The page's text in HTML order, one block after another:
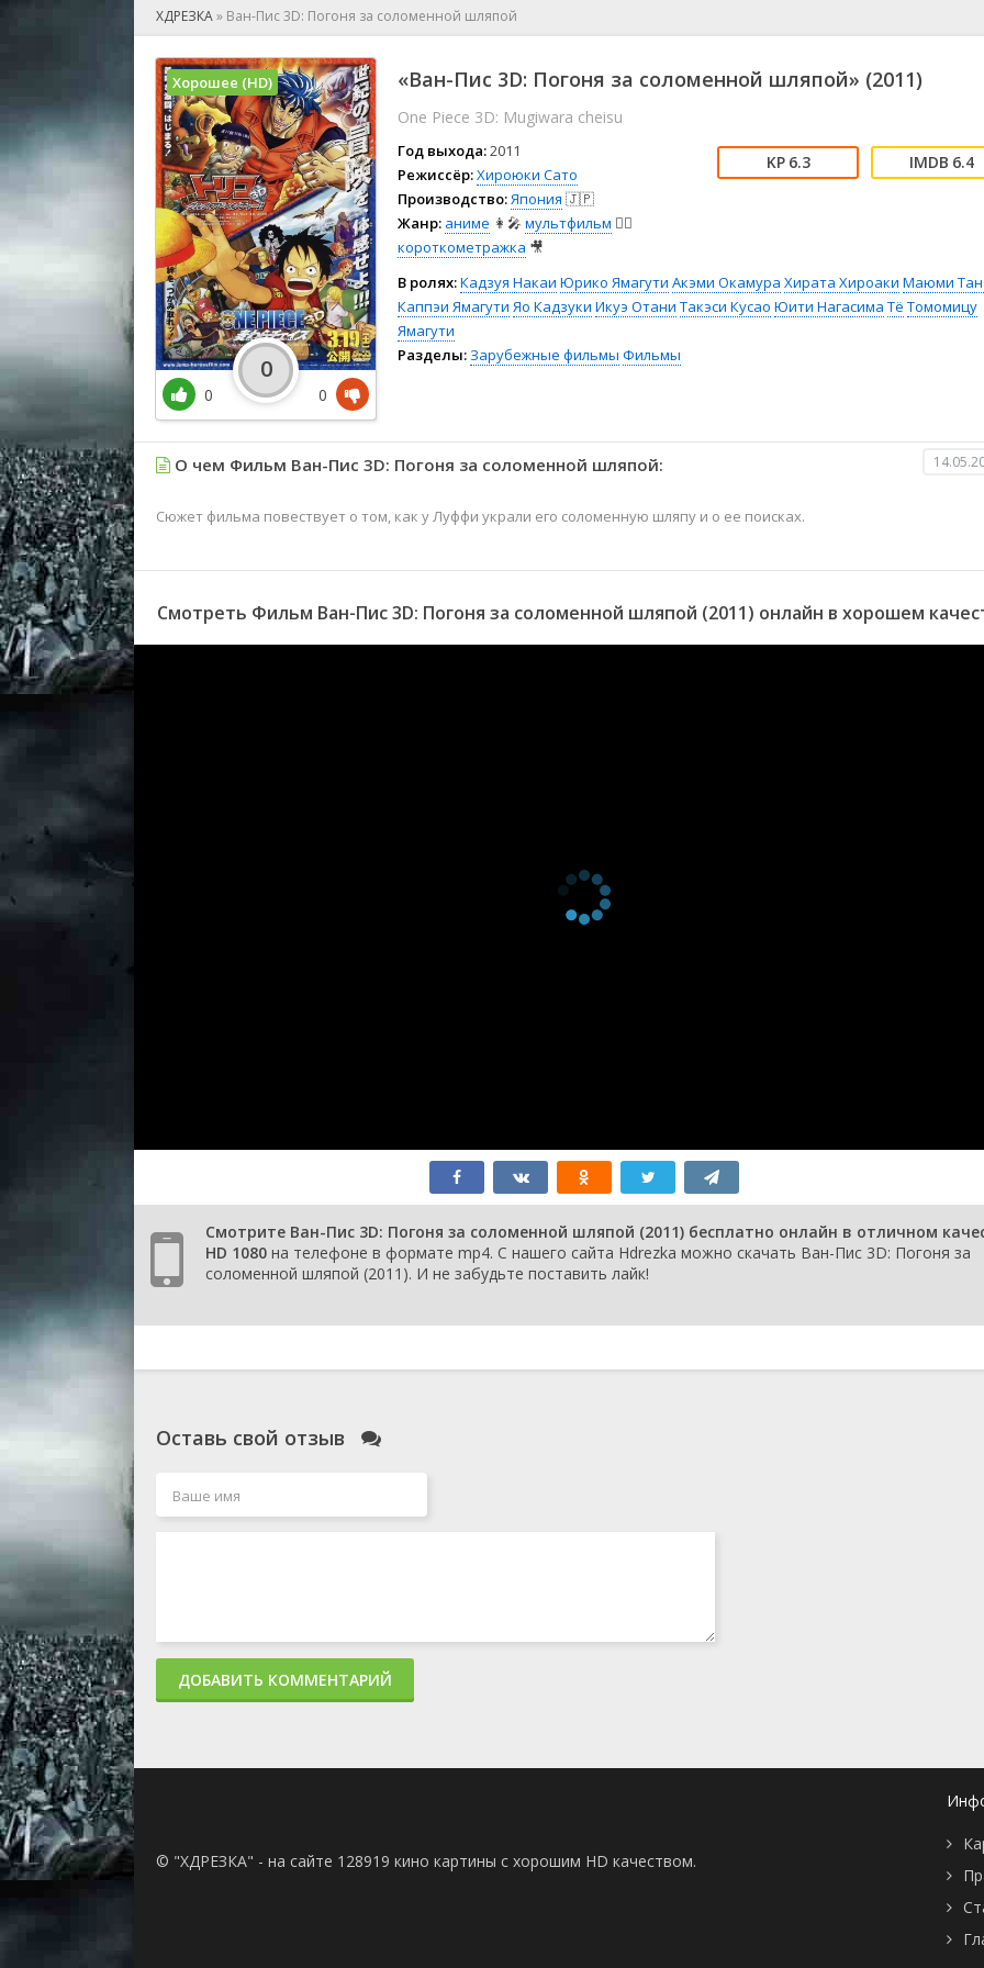
🕺 Мюзикл
👨‍💼 Новости
🎒 Приключения
👨‍💻 Реальное тв
🎤 Ток-шоу
😱 Ужасы
🧙‍♀️ Фантастика
🤠 Фильм-нуар
🧝‍♂️ Фэнтези
🏅 Церемония
ХДРЕЗКА» Ван-Пис 3D: Погоня за соломенной шляпой
«Ван-Пис 3D: Погоня за соломенной шляпой» (2011)
One Piece 3D: Mugiwara cheisu
Год выхода:2011
Режиссёр:Хироюки Сато
Производство:Япония 🇯🇵
Жанр: аниме 👩‍🎤 мультфильм 🧚‍♀️
короткометражка 🎥
6.3 6.4
В ролях:Кадзуя Накаи Юрико Ямагути Акэми Окамура Хирата Хироаки Маюми
Каппэи Ямагути Яо Кадзуки Икуэ Отани Такэси Кусао Юити Нагасима Тё Томомицу
Ямагути
Разделы: Зарубежные фильмы Фильмы
Хорошее (HD)
0
0
0
О чем Фильм Ван-Пис 3D: Погоня за соломенной шляпой:
Сюжет фильма повествует о том, как у Луффи украли его соломенную шляпу и о ее поисках.
Смотреть Фильм Ван-Пис 3D: Погоня за соломенной шляпой (2011) онлайн в хорошем
Смотрите Ван-Пис 3D: Погоня за соломенной шляпой (2011) бесплатно онлайн в отличном
HD 1080 на телефоне в формате mp4. С нашего сайта Hdrezka можно скачать Ван-Пис 3D: Погоня за
соломенной шляпой (2011). И не забудьте поставить лайк!
Оставь свой отзыв
ДОБАВИТЬ КОММЕНТАРИЙ
© "ХДРЕЗКА" - на сайте 128919 кино картины с хорошим HD качеством.